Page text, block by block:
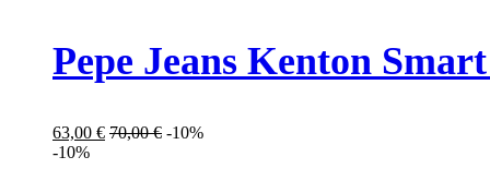
Pepe Jeans Kenton
63,00 € 70,00€ -10%
-10%